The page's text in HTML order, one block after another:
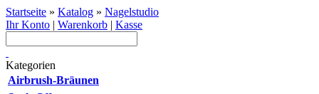
Startseite » Katalog » Nagelstudio
Ihr Konto | Warenkorb | Kasse
Kategorien
Airbrush-Bräunen